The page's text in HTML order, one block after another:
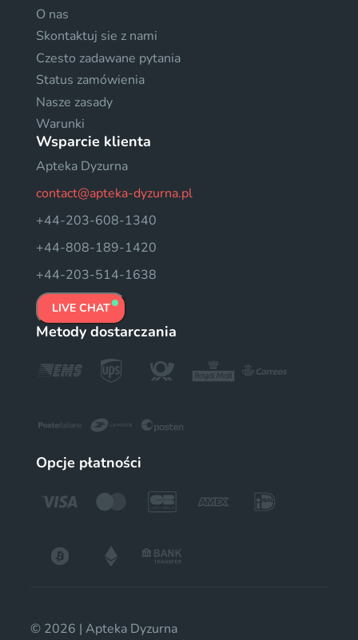
O nas
Skontaktuj sie z nami
Czesto zadawane pytania
Status zamówienia
Nasze zasady
Warunki
Wsparcie klienta
Apteka Dyzurna
contact@apteka-dyzurna.pl
+44-203-608-1340
+44-808-189-1420
+44-203-514-1638
LIVE CHAT
Metody dostarczania
Opcje płatności
© 2026 | Apteka Dyzurna